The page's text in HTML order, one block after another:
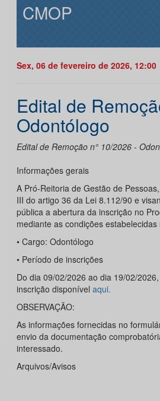
CMOP
Sex, 06 de fevereiro de 2026, 12:00
Edital de
Odontólogo
Edital de Remoção n° 10/2026 -
Informações gerais
A Pró-Reitoria de Gestão de
III do artigo 36 da Lei 8.112/90 e
pública a abertura da inscrição no
mediante as condições estabelecidas
• Cargo: Odontólogo
• Período de inscrições
Do dia 09/02/2026 ao dia 19/02/
inscrição disponível aqui.
OBSERVAÇÃO:
As informações fornecidas no
envio da documentação
interessado.
Arquivos/Avisos